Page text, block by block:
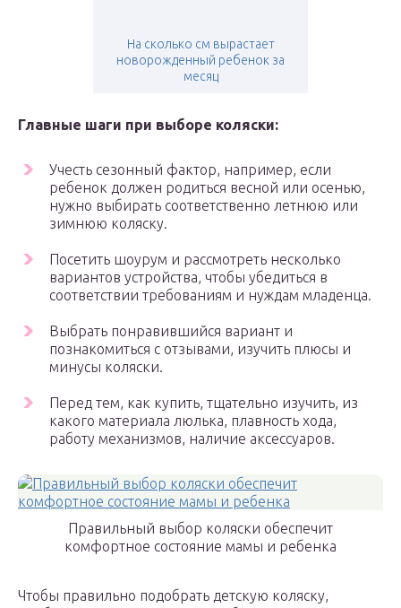
На сколько см вырастает
новорожденный ребенок за
месяц
Главные шаги при выборе коляски:
Учесть сезонный фактор, например, если
ребенок должен родиться весной или осенью,
нужно выбирать соответственно летнюю или
зимнюю коляску.
Посетить шоурум и рассмотреть несколько
вариантов устройства, чтобы убедиться в
соответствии требованиям и нуждам младенца.
Выбрать понравившийся вариант и
познакомиться с отзывами, изучить плюсы и
минусы коляски.
Перед тем, как купить, тщательно изучить, из
какого материала люлька, плавность хода,
работу механизмов, наличие аксессуаров.
Правильный выбор коляски обеспечит
комфортное состояние мамы и ребенка
Чтобы правильно подобрать детскую коляску,